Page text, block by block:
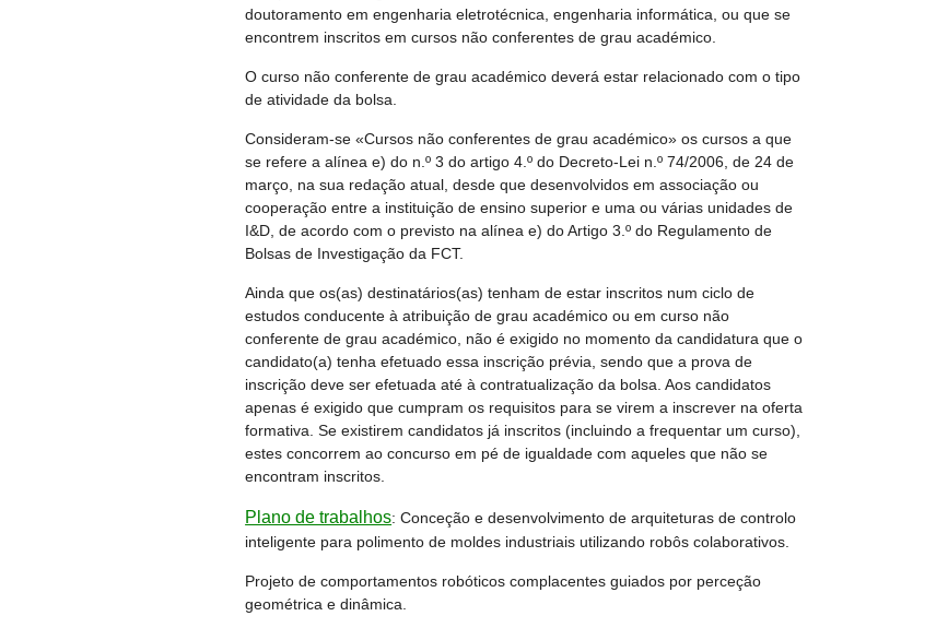
doutoramento em engenharia eletrotécnica, engenharia informática, ou que se
encontrem inscritos em cursos não conferentes de grau académico.
O curso não conferente de grau académico deverá estar relacionado com o tipo
de atividade da bolsa.
Consideram-se «Cursos não conferentes de grau académico» os cursos a que
se refere a alínea e) do n.º 3 do artigo 4.º do Decreto-Lei n.º 74/2006, de 24 de
março, na sua redação atual, desde que desenvolvidos em associação ou
cooperação entre a instituição de ensino superior e uma ou várias unidades de
I&D, de acordo com o previsto na alínea e) do Artigo 3.º do Regulamento de
Bolsas de Investigação da FCT.
Ainda que os(as) destinatários(as) tenham de estar inscritos num ciclo de
estudos conducente à atribuição de grau académico ou em curso não
conferente de grau académico, não é exigido no momento da candidatura que o
candidato(a) tenha efetuado essa inscrição prévia, sendo que a prova de
inscrição deve ser efetuada até à contratualização da bolsa. Aos candidatos
apenas é exigido que cumpram os requisitos para se virem a inscrever na oferta
formativa. Se existirem candidatos já inscritos (incluindo a frequentar um curso),
estes concorrem ao concurso em pé de igualdade com aqueles que não se
encontram inscritos.
Plano de trabalhos:Conceção e desenvolvimento de arquiteturas de controlo
inteligente para polimento de moldes industriais utilizando robôs colaborativos.
Projeto de comportamentos robóticos complacentes guiados por perceção
geométrica e dinâmica.